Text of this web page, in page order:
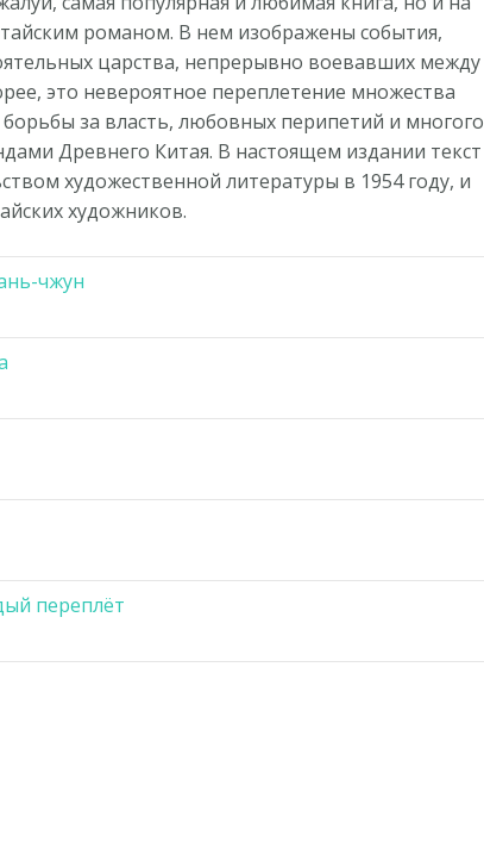
романом. В нем изображены события,
царства, непрерывно воевавших между
это невероятное переплетение множества
за власть, любовных перипетий и многого
Древнего Китая. В настоящем издании текст
художественной литературы в 1954 году, и
художников.
чжун
переплёт